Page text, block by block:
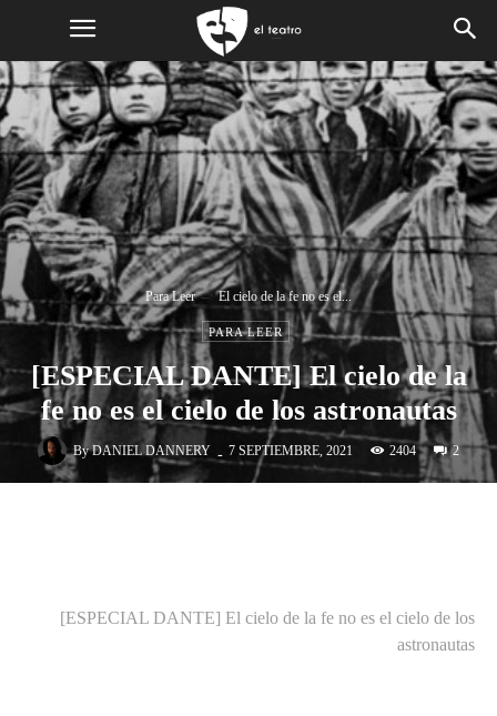
Para Leer El cielo de la fe no es el...
PARA LEER
[ESPECIAL DANTE] El cielo de la
fe no es el cielo de los astronautas
By DANIEL DANNERY - 7 SEPTIEMBRE, 2021 2404 2
[ESPECIAL DANTE] El cielo de la fe no es el cielo de los
astronautas